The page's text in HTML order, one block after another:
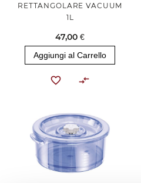
RETTANGOLARE VACUUM
1L
47,00 €
Aggiungi al Carrello